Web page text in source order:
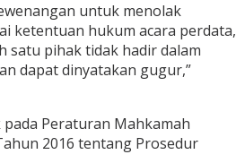
untuk menolak
ketentuan hukum acara perdata,
satu pihak tidak hadir dalam
dapat dinyatakan gugur,”
Peraturan Mahkamah
2016 tentang Prosedur